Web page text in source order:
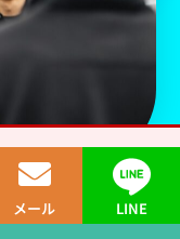
メール LINE